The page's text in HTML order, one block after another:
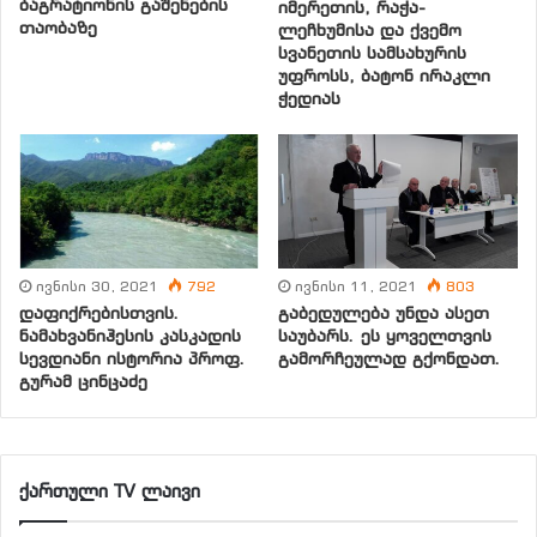
წარმომადგენლები მინისტრს შეხვდებიან და პირადად
მოისმენენ მის გადაწყვეტილებას.
,,ქართულ-ოსური მისიის“ მიერ მომზადებული
მინისტრისადმი სრულად გთავაზობთ:
საქართველოს კულტურის მინისტრს
ბაგრატიონის გაშენების
თაობაზე
იმერეთის, რაჭა-
ლეჩხუმისა და ქვემო
სვანეთის სამსახურის
უფროსს, ბატონ ირაკლი
ჭედიას
ივნისი 30, 2021 792
დაფიქრებისთვის.
ნამახვანიჰესის კასკადის
სევდიანი ისტორია პროფ.
გურამ ცინცაძე
ივნისი 11, 2021 803
გაბედულება უნდა ასეთ
საუბარს. ეს ყოველთვის
გამორჩეულად გქონდათ.
ქართული TV ლაივი